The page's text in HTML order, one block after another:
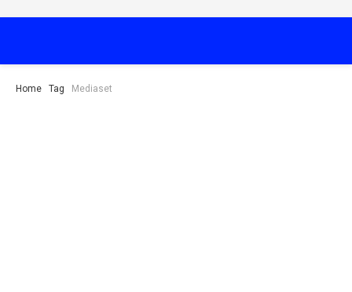
Home Tag Mediaset